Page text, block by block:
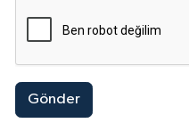
Gönder